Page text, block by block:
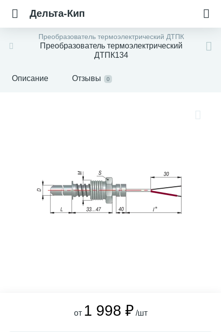
Дельта-Кип
Преобразователь термоэлектрический ДТПК
Преобразователь термоэлектрический
ДТПК134
Описание Отзывы 0
от 1 998 ₽ /шт